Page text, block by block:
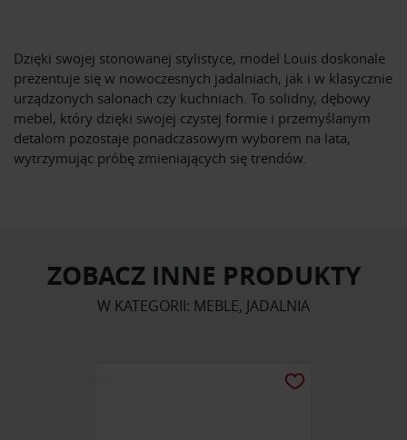
Dzięki swojej stonowanej stylistyce, model Louis doskonale
prezentuje się w nowoczesnych jadalniach, jak i w klasycznie
urządzonych salonach czy kuchniach. To solidny, dębowy
mebel, który dzięki swojej czystej formie i przemyślanym
detalom pozostaje ponadczasowym wyborem na lata,
wytrzymując próbę zmieniających się trendów.
ZOBACZ INNE PRODUKTY
W KATEGORII: MEBLE, JADALNIA